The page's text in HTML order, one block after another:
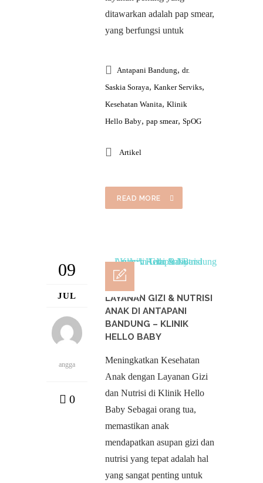
ditawarkan adalah pap smear,
yang berfungsi untuk
Antapani Bandung, dr.
Saskia Soraya, Kanker Serviks,
Kesehatan Wanita, Klinik
Hello Baby, pap smear, SpOG
Artikel
READ MORE
09
JUL
angga
0
LAYANAN GIZI & NUTRISI
ANAK DI ANTAPANI
BANDUNG – KLINIK
HELLO BABY
Meningkatkan Kesehatan
Anak dengan Layanan Gizi
dan Nutrisi di Klinik Hello
Baby Sebagai orang tua,
memastikan anak
mendapatkan asupan gizi dan
nutrisi yang tepat adalah hal
yang sangat penting untuk